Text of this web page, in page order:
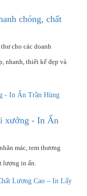
chóng, chất
cho các doanh
nhanh, thiết kế đẹp và
xưởng - In Ấn
mác, tem thương
lượng in ấn.